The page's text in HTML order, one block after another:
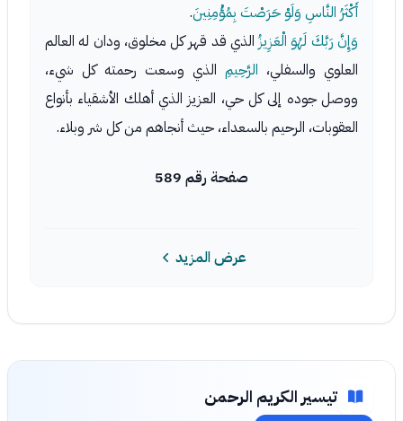
أَكْثَرُ النَّاسِ وَلَوْ حَرَصْتَ بِمُؤْمِنِينَ.
وَإِنَّ رَبَّكَ لَهُوَ الْعَزِيزُالذي قد قهر كل مخلوق، ودان له العالم
العلوي والسفلي، الرَّحِيمِ الذي وسعت رحمته كل شيء،
ووصل جوده إلى كل حي، العزيز الذي أهلك الأشقياء بأنواع
العقوبات، الرحيم بالسعداء، حيث أنجاهم من كل شر وبلاء.
صفحة رقم 589
عرض المزيد
تيسير الكريم الرحمن